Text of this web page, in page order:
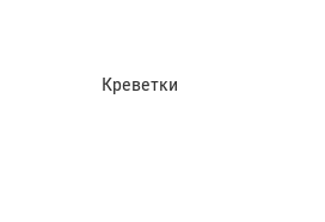
Креветки